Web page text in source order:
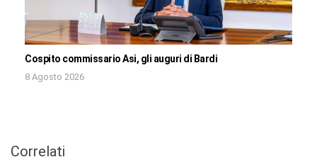
Cospito commissario Asi, gli auguri di Bardi
8 Agosto 2026
Correlati